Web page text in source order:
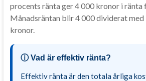
procents ränta ger 4 000 kronor i ränta
Månadsräntan blir 4 000 dividerat med
kronor.
ⓘ Vad är effektiv ränta?
Effektiv ränta är den totala årliga